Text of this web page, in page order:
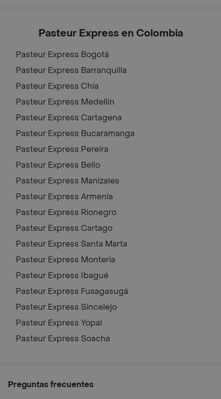
Pasteur Express en Colombia
Pasteur Express Bogotá
Pasteur Express Barranquilla
Pasteur Express Chía
Pasteur Express Medellín
Pasteur Express Cartagena
Pasteur Express Bucaramanga
Pasteur Express Pereira
Pasteur Express Bello
Pasteur Express Manizales
Pasteur Express Armenia
Pasteur Express Rionegro
Pasteur Express Cartago
Pasteur Express Santa Marta
Pasteur Express Monteria
Pasteur Express Ibagué
Pasteur Express Fusagasugá
Pasteur Express Sincelejo
Pasteur Express Yopal
Pasteur Express Soacha
Preguntas frecuentes